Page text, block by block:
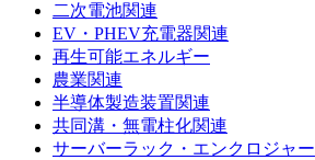
二次電池関連
EV・PHEV充電器関連
再生可能エネルギー
農業関連
半導体製造装置関連
共同溝・無電柱化関連
サーバーラック・エンクロジャー